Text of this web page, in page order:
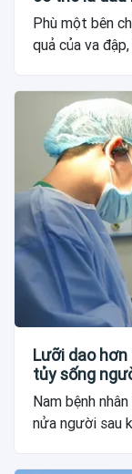
Phù một bên
quả của va
Lưỡi dao
tủy sống
Nam bệnh
nửa người sau